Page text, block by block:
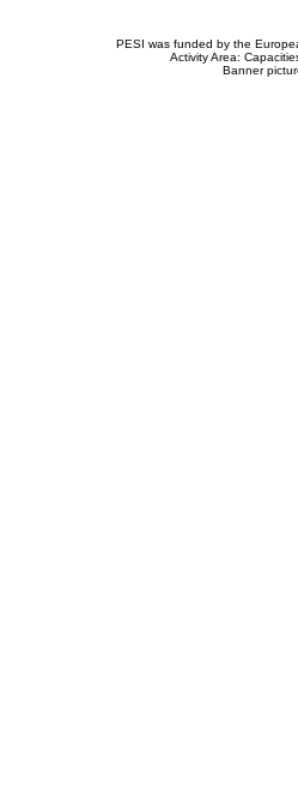
PESI was funded by the
Activity Area:
Banner